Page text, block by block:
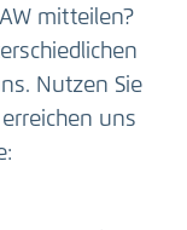
mitteilen?
Nutzen Sie
uns